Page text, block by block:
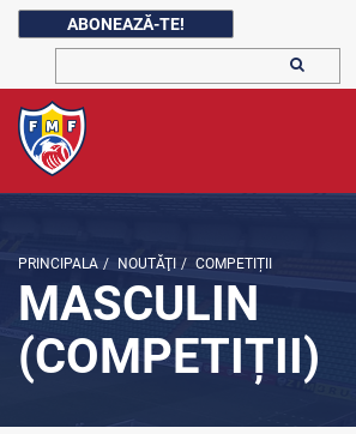
ABONEAZĂ-TE!
PRINCIPALA / NOUTĂŢI / COMPETIȚII
MASCULIN
(COMPETIȚII)